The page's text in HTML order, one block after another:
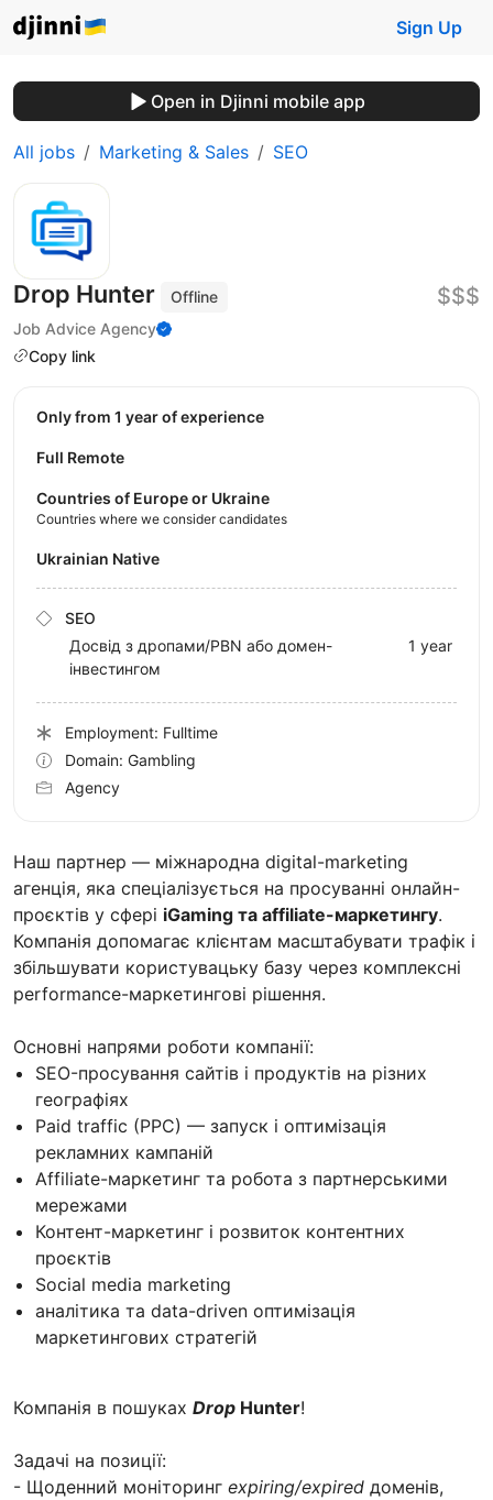
Sign Up
Open in Djinni mobile app
All jobs Marketing & Sales SEO
Drop Hunter
Offline
Job Advice Agency
Copy link
$$$
Наш партнер — міжнародна digital-marketing
агенція, яка спеціалізується на просуванні онлайн-
проєктів у сфері iGaming та affiliate-маркетингу.
Компанія допомагає клієнтам масштабувати трафік і
збільшувати користувацьку базу через комплексні
performance-маркетингові рішення.
Основні напрями роботи компанії:
SEO-просування сайтів і продуктів на різних
географіях
Paid traffic (PPC) — запуск і оптимізація
рекламних кампаній
Affiliate-маркетинг та робота з партнерськими
мережами
Контент-маркетинг і розвиток контентних
проєктів
Social media marketing
аналітика та data-driven оптимізація
маркетингових стратегій
Компанія в пошуках Drop Hunter!
Задачі на позиції:
- Щоденний моніторинг expiring/expired доменів,
Only from 1 year of experience
Full Remote
Countries of Europe or Ukraine
Countries where we consider candidates
Ukrainian Native
SEO
Досвід з дропами/PBN або домен-
інвестингом
1 year
Employment: Fulltime
Domain: Gambling
Agency